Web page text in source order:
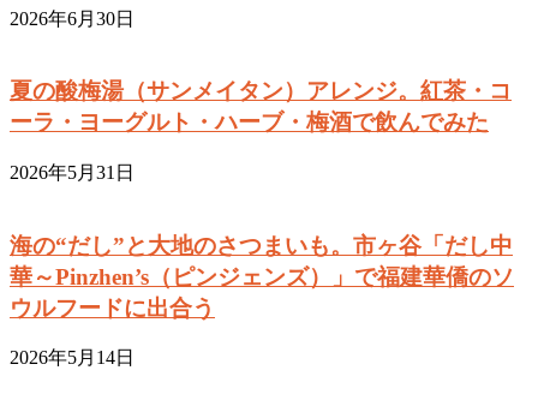
2026年6月30日
夏の酸梅湯（サンメイタン）アレンジ。紅茶・コ
ーラ・ヨーグルト・ハーブ・梅酒で飲んでみた
2026年5月31日
海の“だし”と大地のさつまいも。市ヶ谷「だし中
華～Pinzhen’s（ピンジェンズ）」で福建華僑のソ
ウルフードに出合う
2026年5月14日